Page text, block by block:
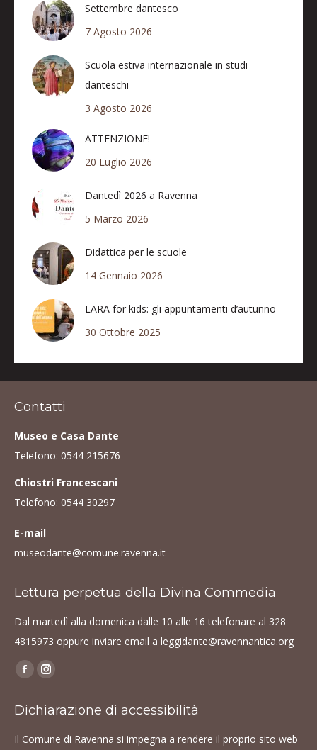
Settembre dantesco
7 Agosto 2026
Scuola estiva internazionale in studi
danteschi
3 Agosto 2026
ATTENZIONE!
20 Luglio 2026
Dantedì 2026 a Ravenna
5 Marzo 2026
Didattica per le scuole
14 Gennaio 2026
LARA for kids: gli appuntamenti d’autunno
30 Ottobre 2025
Contatti
Museo e Casa Dante
Telefono: 0544 215676
Chiostri Francescani
Telefono: 0544 30297
E-mail
museodante@comune.ravenna.it
Lettura perpetua della Divina Commedia
Dal martedì alla domenica dalle 10 alle 16 telefonare al 328
4815973 oppure inviare email a leggidante@ravennantica.org
Find us on:
Facebook
opens
Instagram
opens
Dichiarazione di accessibilità
Il Comune di Ravenna si impegna a rendere il proprio sito web